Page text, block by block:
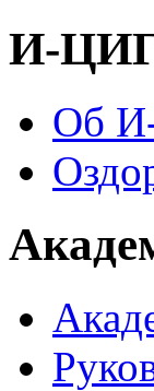
И-
Об